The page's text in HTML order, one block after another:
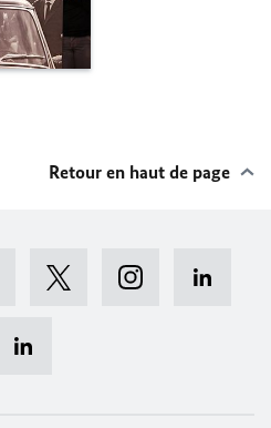
Retour en haut de page